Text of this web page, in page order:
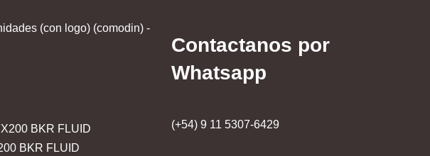
(con logo) (comodin) -
BKR FLUID
Contactanos por
Whatsapp
(+54) 9 11 5307-6429